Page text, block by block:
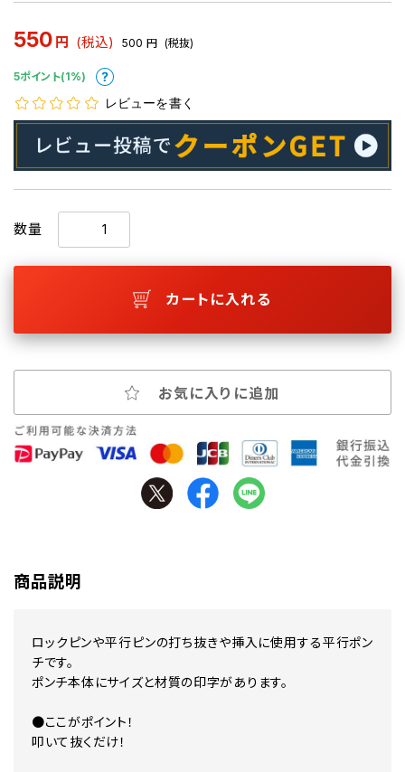
550 円 (税込) 500 円 (税抜)
5ポイント(1%)
レビューを書く
数量
カートに入れる
お気に入りに追加
商品説明
ロックピンや平行ピンの打ち抜きや挿入に使用する平行ポン
チです。
ポンチ本体にサイズと材質の印字があります。
●ここがポイント！
叩いて抜くだけ！